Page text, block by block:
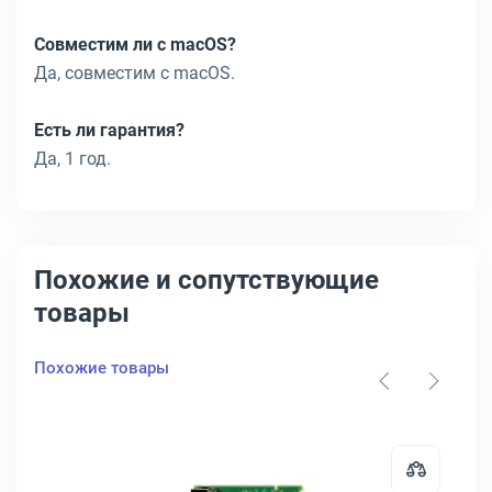
Совместим ли с macOS?
Да, совместим с macOS.
Есть ли гарантия?
Да, 1 год.
Похожие и сопутствующие
товары
Похожие товары